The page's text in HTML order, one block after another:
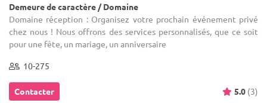
Demeure de caractère / Domaine
Domaine réception : Organisez votre prochain événement privé
chez nous ! Nous offrons des services personnalisés, que ce soit
pour une fête, un mariage, un anniversaire
10-275
Contacter 5.0 (3)